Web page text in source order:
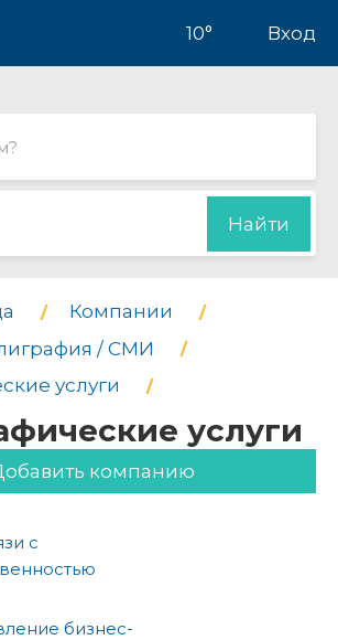
10° Вход
Найти
Компании
/ СМИ
услуги
услуги
компанию
с
бизнес-